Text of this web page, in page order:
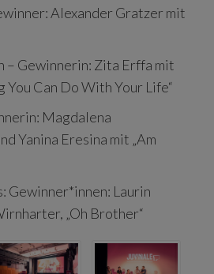
Alexander Gratzer mit
– Gewinnerin: Zita Erffa mit
You Can Do With Your Life“
Magdalena
Yanina Eresina mit „Am
Gewinner*innen: Laurin
„Oh Brother“